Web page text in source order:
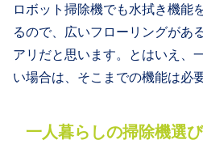
ロボット掃除機でも水拭き機能
るので、広いフローリングがあ
アリだと思います。とはいえ、
い場合は、そこまでの機能は必
一人暮らしの掃除機選